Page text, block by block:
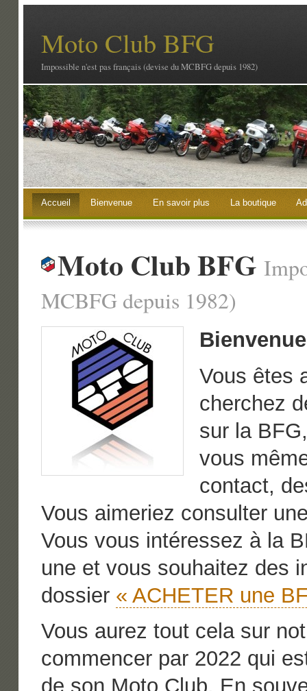
Moto Club BFG
Impossible n'est pas français (devise du MCBFG depuis 1982)
Accueil Bienvenue En savoir plus La boutique
Moto Club BFG
MCBFG depuis 1982)
Vous êtes
cherchez
sur la
vous
contact,
Vous aimeriez consulter
Vous vous intéressez à la
une et vous souhaitez des
dossier « ACHETER une
Vous aurez tout cela sur
commencer par 2022 qui
de son Moto Club. En